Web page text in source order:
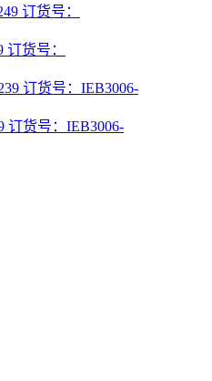
货号：
订货号：IEB3006-